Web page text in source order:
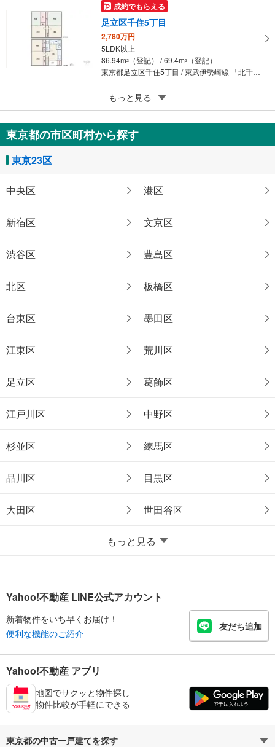
成約でもらえる
足立区千住5丁目
2,780万円
5LDK以上
86.94m2 （登記） / 69.4m2
（登記）
東京都足立区千住5丁目 / 東武伊勢崎線 「北千住」駅 徒歩8分
足立区西綾瀬1丁目
5,780万円
4LDK
95.67m2（登記） / 95.85m
東京都足立区西綾瀬1丁目 / 東京メトロ千代田線 「綾瀬」駅 徒歩7分
7,465万円
もっと見る
東京都の市区町村から探す
東京23区
中央区 港区
新宿区 文京区
渋谷区 豊島区
北区 板橋区
台東区 墨田区
江東区 荒川区
足立区 葛飾区
江戸川区 中野区
杉並区 練馬区
品川区 目黒区
大田区 世田谷区
もっと見る
Yahoo!不動産 LINE公式アカウント
新着物件をいち早くお届け！
便利な機能のご紹介
友だち追加
Yahoo!不動産 アプリ
地図でサクッと物件探し
物件比較が手軽にできる
東京都の中古一戸建てを探す